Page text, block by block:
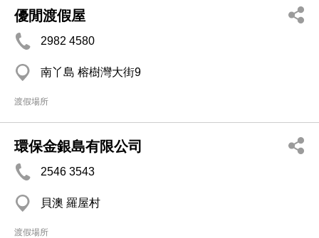
優閒渡假屋
2982 4580
南丫島 榕樹灣大街9
渡假場所
環保金銀島有限公司
2546 3543
貝澳 羅屋村
渡假場所